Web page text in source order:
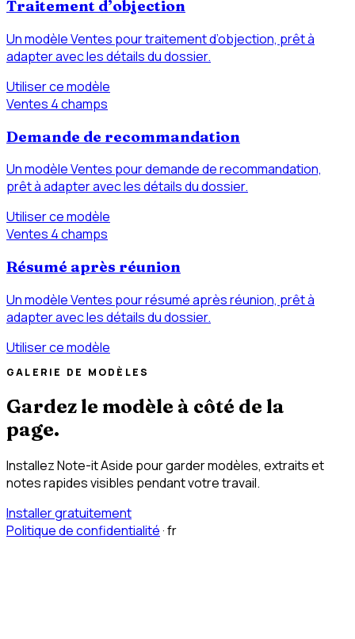
Traitement d’objection
Un modèle Ventes pour traitement d’objection, prêt à
adapter avec les détails du dossier.
Utiliser ce modèle
Ventes 4 champs
Demande de recommandation
Un modèle Ventes pour demande de recommandation,
prêt à adapter avec les détails du dossier.
Utiliser ce modèle
Ventes 4 champs
Résumé après réunion
Un modèle Ventes pour résumé après réunion, prêt à
adapter avec les détails du dossier.
Utiliser ce modèle
GALERIE DE MODÈLES
Gardez le modèle à côté de la
page.
Installez Note-it Aside pour garder modèles, extraits et
notes rapides visibles pendant votre travail.
Installer gratuitement
Politique de confidentialité·fr